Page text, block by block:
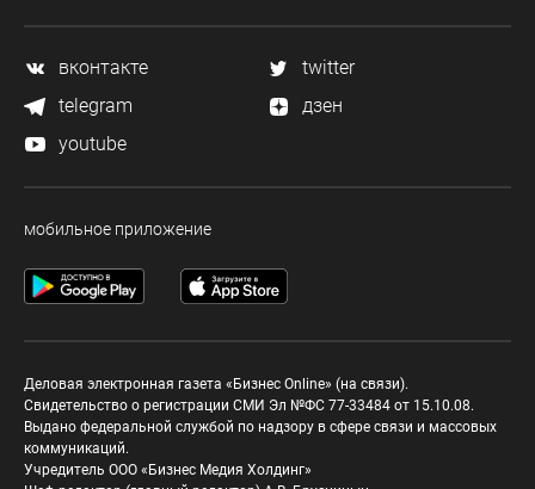
вконтакте
twitter
telegram
дзен
youtube
мобильное приложение
Деловая электронная газета «Бизнес Online» (на связи).
Свидетельство о регистрации СМИ Эл №ФС 77-33484 от 15.10.08.
Выдано федеральной службой по надзору в сфере связи и массовых
коммуникаций.
Учредитель ООО «Бизнес Медия Холдинг»